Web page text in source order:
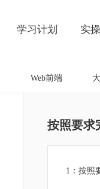
学习计划 实操
Web前端
按照要求
1：按照